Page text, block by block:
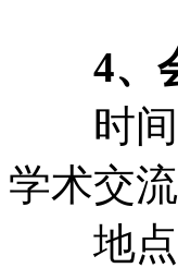
4、会
时
学术交
地点